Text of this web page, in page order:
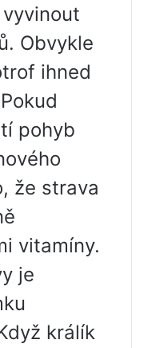
Obvykle
ihned
pohyb
že strava
vitamíny.
je
králík